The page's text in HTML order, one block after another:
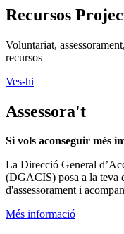
Recursos
Voluntariat,
recursos
Ves-hi
Assessora't
Si vols aconseguir més
La Direcció General
(DGACIS) posa a la teva
d'assessorament i
Més informació